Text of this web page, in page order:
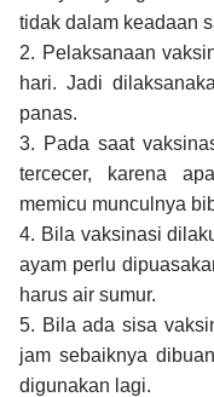
tidak dalam keadaan
2. Pelaksanaan
hari. Jadi
panas.
3. Pada saat
tercecer, karena
memicu munculnya
4. Bila vaksinasi
ayam perlu
harus air sumur.
5. Bila ada sisa
jam sebaiknya
digunakan lagi.